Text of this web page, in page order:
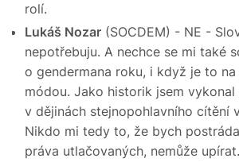
rolí.
Lukáš Nozar (SOCDEM) - NE -
nepotřebuju. A nechce se mi také
o gendermana roku, i když je to
módou. Jako historik jsem
v dějinách stejnopohlavního cítění
Nikdo mi tedy to, že bych
práva utlačovaných, nemůže